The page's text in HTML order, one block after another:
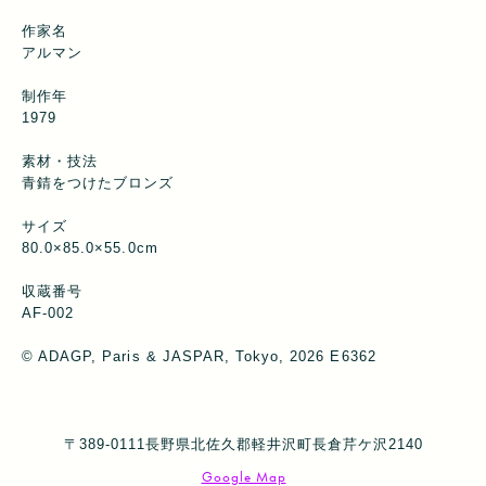
作家名
アルマン
制作年
1979
素材・技法
青錆をつけたブロンズ
サイズ
80.0×85.0×55.0cm
収蔵番号
AF-002
© ADAGP, Paris & JASPAR, Tokyo, 2026 E6362
〒389-0111長野県北佐久郡軽井沢町長倉芹ケ沢2140
Google Map